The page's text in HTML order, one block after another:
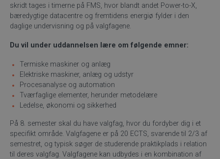
skridt tages i timerne på FMS, hvor blandt andet Power-to-X,
bæredygtige datacentre og fremtidens energiø fylder i den
daglige undervisning og på valgfagene.
Du vil under uddannelsen lære om følgende emner:
Termiske maskiner og anlæg
Elektriske maskiner, anlæg og udstyr
Procesanalyse og automation
Tværfaglige elementer, herunder metodelære
Ledelse, økonomi og sikkerhed
På 8. semester skal du have valgfag, hvor du fordyber dig i et
specifikt område. Valgfagene er på 20 ECTS, svarende til 2/3 af
semestret, og typisk søger de studerende praktikplads i relation
til deres valgfag. Valgfagene kan udbydes i en kombination af